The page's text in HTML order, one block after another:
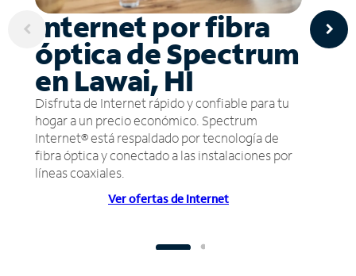
Internet por fibra
óptica de Spectrum
en Lawai, HI
Disfruta de Internet rápido y confiable para tu
hogar a un precio económico. Spectrum
Internet® está respaldado por tecnología de
fibra óptica y conectado a las instalaciones por
líneas coaxiales.
Ver ofertas de Internet